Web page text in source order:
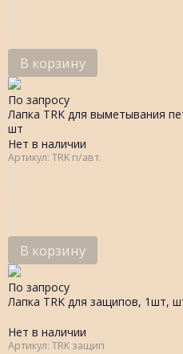
В корзину
По запросу
Лапка TRK для выметывания
шт
Нет в наличии
Артикул: TRK п/авт.
В корзину
По запросу
Лапка TRK для защипов, 1шт,
Нет в наличии
Артикул: TRK защип